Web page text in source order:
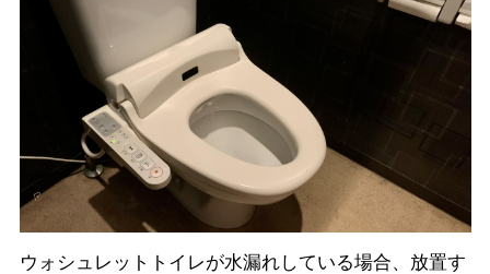
ウォシュレットトイレが水漏れしている場合、放置す